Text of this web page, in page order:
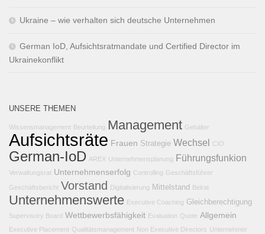
Ukraine – wie verhalten sich deutsche Unternehmen
German IoD, Aufsichtsratmandate und Certified Director im
Ukrainekonflikt
UNSERE THEMEN
Wissensmanagement Beurteilung Management Gehälter
Aufsichtsräte Frauen Strategie Wechsel CIO
German-IoD AREX Unternehmensplanung Führungsfunkion
Verwaltungsrat Unternehmenserfolg Controlling Geschäftsführer
Geschäftsbericht Vorstand Digitalisierung Mittelstand Beirat
Unternehmenswerte Executive Coaching Gleichberechtigung
Supervisory Board Wettbewerbsfähigkeit Evaluation Quote Allgemein
Executive Placement Qualitätsmanagement Non Executive Directors Unternehmer